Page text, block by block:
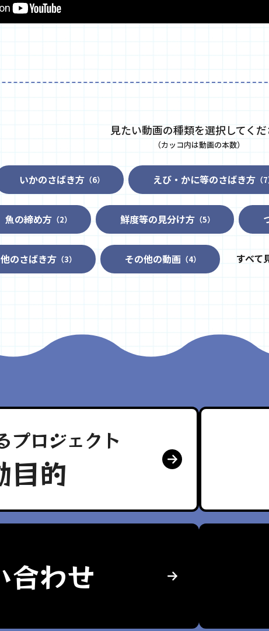
見たい動画の種類を選択してく
（カッコ内は動画の本数）
いかのさばき方 （6） えび・かに等のさばき方 （7
魚の締め方 （2） 鮮度等の見分け方 （5）
のさばき方 （3） その他の動画 （4） すべて
プロジェクト
目的
合わせ